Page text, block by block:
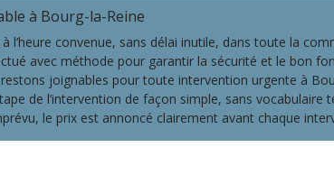
à Bourg-la-Reine
l’heure convenue, sans délai inutile, dans toute la
avec méthode pour garantir la sécurité et le bon
joignables pour toute intervention urgente à
de l’intervention de façon simple, sans vocabulaire
le prix est annoncé clairement avant chaque